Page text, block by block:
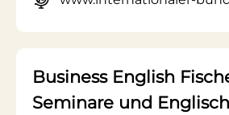
Business English
Seminare und